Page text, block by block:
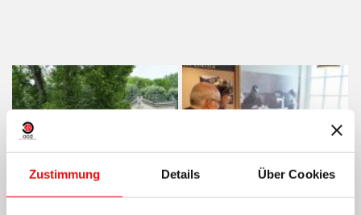
Zustimmung Details Über Cookies